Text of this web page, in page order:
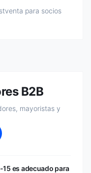
para socios
B2B
mayoristas y
es adecuado para